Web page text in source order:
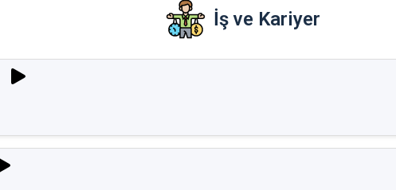
İş ve Kariyer